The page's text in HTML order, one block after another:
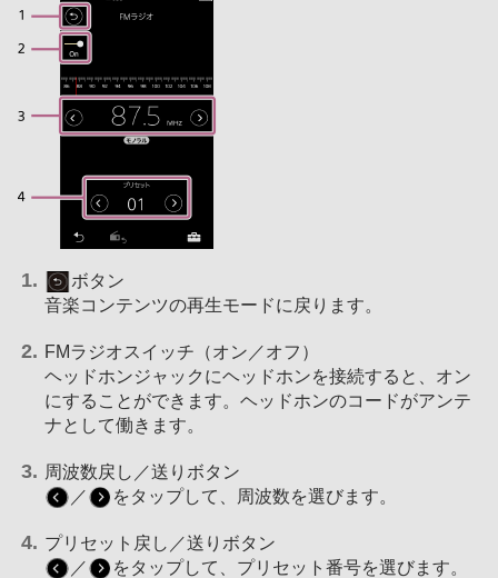
ボタン
音楽コンテンツの再生モードに戻ります。
FMラジオスイッチ（オン／オフ）
ヘッドホンジャックにヘッドホンを接続すると、オン
にすることができます。ヘッドホンのコードがアンテ
ナとして働きます。
周波数戻し／送りボタン
／
をタップして、周波数を選びます。
プリセット戻し／送りボタン
／
をタップして、プリセット番号を選びます。